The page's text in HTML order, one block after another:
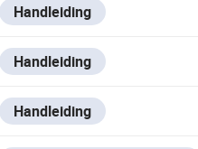
V/FRANCE-1/VESTA-390_FR
Handleiding
V/ITALIAN/VESTA-390_IT
Handleiding
VESTA-390
Handleiding